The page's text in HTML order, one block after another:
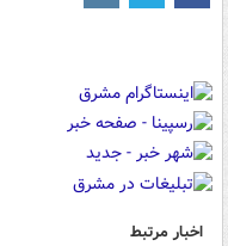
اخبار مرتبط